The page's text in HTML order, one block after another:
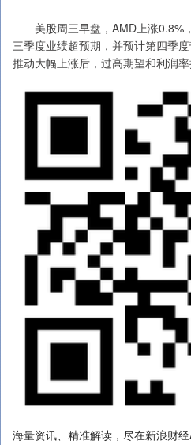
美股周三早盘，AMD上涨0.8%
三季度业绩超预期，并预计第四季
推动大幅上涨后，过高期望和利润率
海量资讯、精准解读，尽在新浪财